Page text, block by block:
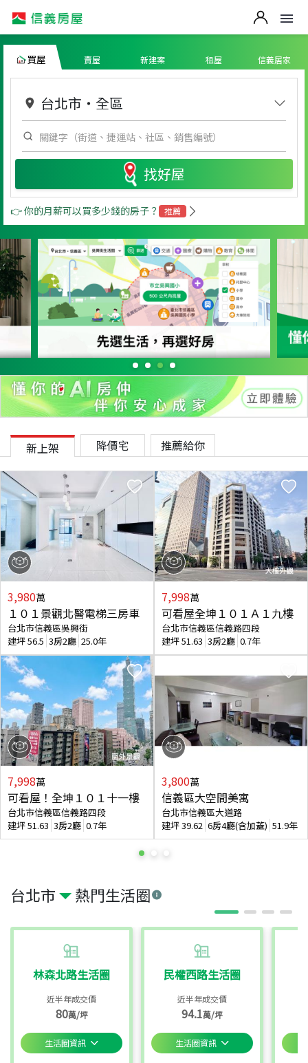
買屋 賣屋 新建案 租屋 信義居家
台北市 ・ 全區
找好屋
👉 你的月薪可以買多少錢的房子？ 推薦
台北市 熱門生活圈
林森北路生活圈
近半年成交價
80萬/坪
生活圈資訊
民權西路生活圈
近半年成交價
94.1萬/坪
生活圈資訊
新上架 降價宅 推薦給你
3,980萬
１０１景觀北醫電梯三房車
台北市信義區吳興街
建坪56.5 3房2廳 25.0年
7,998萬
可看屋！全坤１０１十一樓
台北市信義區信義路四段
建坪51.63 3房2廳 0.7年
7,998萬
可看屋全坤１０１Ａ１九樓
台北市信義區信義路四段
建坪51.63 3房2廳 0.7年
3,800萬
信義區大空間美寓
台北市信義區大道路
建坪39.62 6房4廳(含加蓋) 51.9年